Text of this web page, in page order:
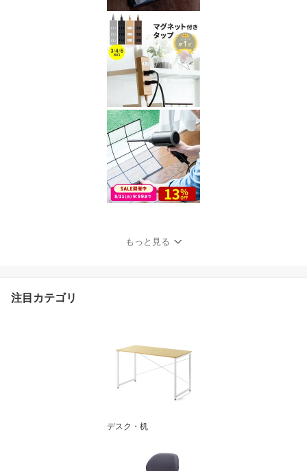
もっと見る
注目カテゴリ
デスク・机